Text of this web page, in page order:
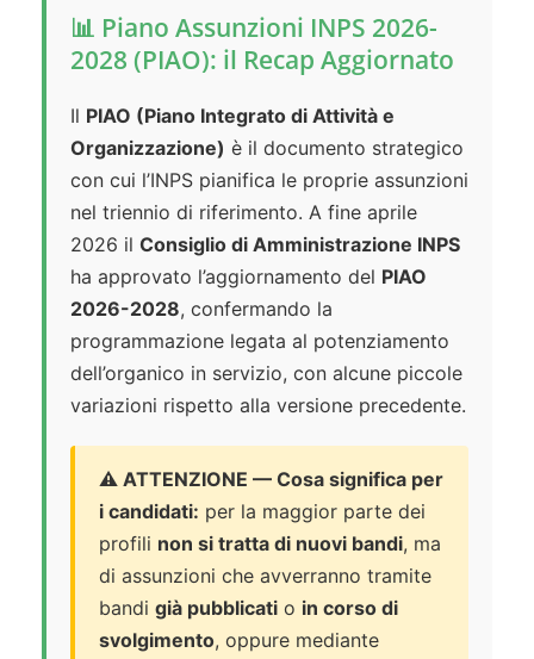
📊 Piano Assunzioni INPS 2026-
2028 (PIAO): il Recap Aggiornato
Il PIAO (Piano Integrato di Attività e
Organizzazione) è il documento strategico
con cui l’INPS pianifica le proprie assunzioni
nel triennio di riferimento. A fine aprile
2026 il Consiglio di Amministrazione INPS
ha approvato l’aggiornamento del PIAO
2026-2028, confermando la
programmazione legata al potenziamento
dell’organico in servizio, con alcune piccole
variazioni rispetto alla versione precedente.
⚠️ ATTENZIONE — Cosa significa per
i candidati: per la maggior parte dei
profili non si tratta di nuovi bandi, ma
di assunzioni che avverranno tramite
bandi già pubblicati o in corso di
svolgimento, oppure mediante